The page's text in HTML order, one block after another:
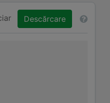
Descărcare